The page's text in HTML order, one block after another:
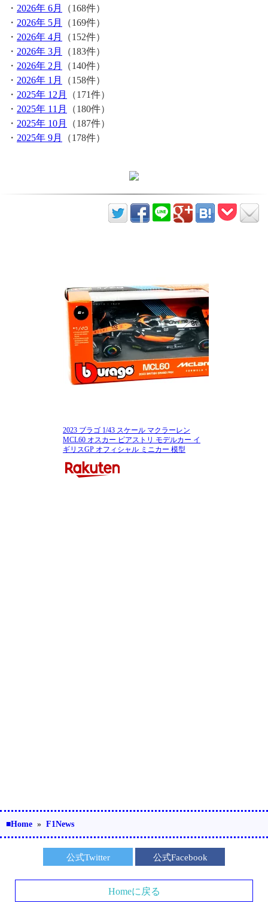
・ 2026年 6月
（168件）
・ 2026年 5月
（169件）
・ 2026年 4月
（152件）
・ 2026年 3月
（183件）
・ 2026年 2月
（140件）
・ 2026年 1月
（158件）
・ 2025年 12月
（171件）
・ 2025年 11月
（180件）
・ 2025年 10月
（187件）
・ 2025年 9月 （178件）
2023 ブラゴ 1/43 スケール マクラーレン
MCL60 オスカー ピアストリ モデルカー イ
ギリスGP オフィシャル ミニカー 模型
■Home » F1News
公式Twitter 公式Facebook
Homeに戻る